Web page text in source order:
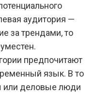
аудитория —
за трендами, то
предпочитают
язык. В то
или деловые люди